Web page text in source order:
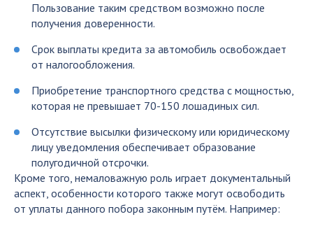
Пользование таким средством возможно после
получения доверенности.
Срок выплаты кредита за автомобиль освобождает
от налогообложения.
Приобретение транспортного средства с мощностью,
которая не превышает 70-150 лошадиных сил.
Отсутствие высылки физическому или юридическому
лицу уведомления обеспечивает образование
полугодичной отсрочки.
Кроме того, немаловажную роль играет документальный
аспект, особенности которого также могут освободить
от уплаты данного побора законным путём. Например: